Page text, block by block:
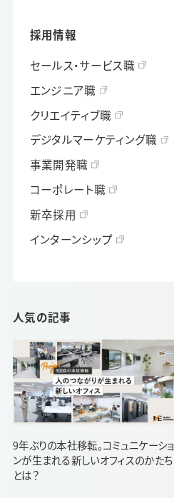
採用情報
セールス・サービス職
エンジニア職
クリエイティブ職
デジタルマーケティング職
事業開発職
コーポレート職
新卒採用
インターンシップ
人気の記事
9年ぶりの本社移転。コミュニケーショ
ンが生まれる新しいオフィスのかたち
とは？